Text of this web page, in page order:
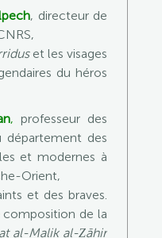
, directeur de
et les visages
du héros
, professeur des
département des
et modernes à
Orient,
et des braves.
composition de la
al-Malik al-Ẓāhir